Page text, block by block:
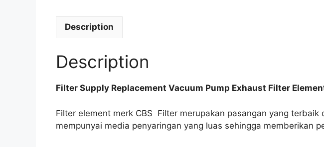
Description
Description
Filter Supply Replacement Vacuum Pump Exhaust Filter
Filter element merk CBS Filter merupakan pasangan yang
mempunyai media penyaringan yang luas sehingga memberikan